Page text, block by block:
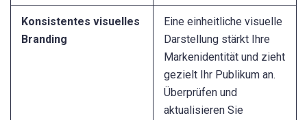
Konsistentes visuelles
Branding
Eine einheitliche visuelle
Darstellung stärkt Ihre
Markenidentität und zieht
gezielt Ihr Publikum an.
Überprüfen und
aktualisieren Sie